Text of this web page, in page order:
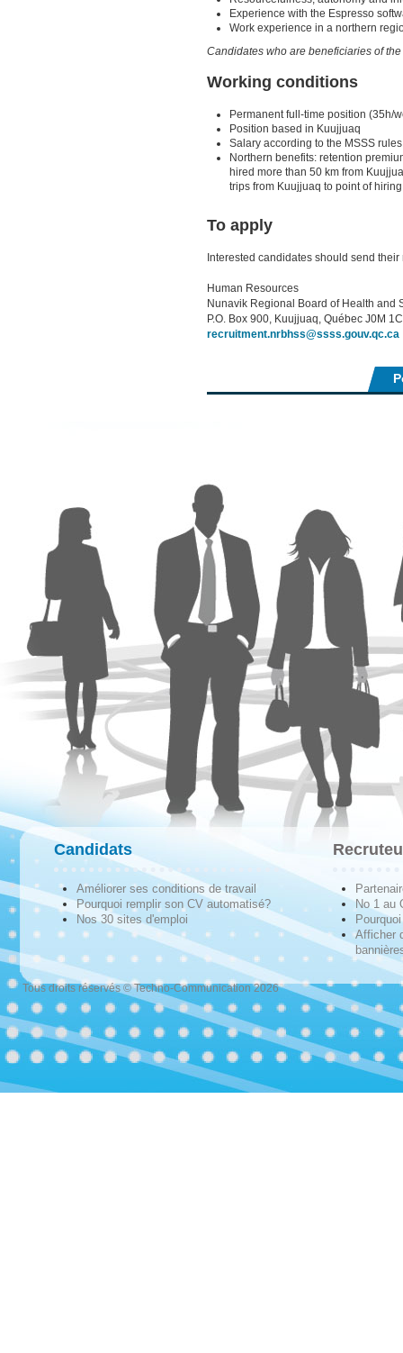
Experience with the Espresso
Work experience in a northern
Candidates who are beneficiaries of
Working conditions
Permanent full-time position (35h/
Position based in Kuujjuaq
Salary according to the MSSS
Northern benefits: retention
hired more than 50 km from
trips from Kuujjuaq to point of
To apply
Interested candidates should send
Human Resources
Nunavik Regional Board of Health and
P.O. Box 900, Kuujjuaq, Québec J0M
recruitment.nrbhss@ssss.gouv.qc.ca
Candidats
Améliorer ses conditions de travail
Pourquoi remplir son CV automatisé?
Nos 30 sites d'emploi
No 1 au
Afficher
Tous droits réservés © Techno-Communication 2026